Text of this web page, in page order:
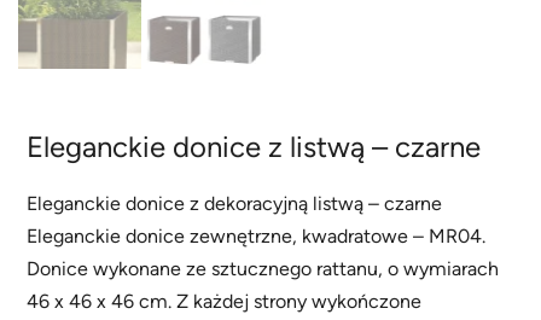
Eleganckie donice z listwą – czarne
Eleganckie donice z dekoracyjną listwą – czarne
Eleganckie donice zewnętrzne, kwadratowe – MR04.
Donice wykonane ze sztucznego rattanu, o wymiarach
46 x 46 x 46 cm. Z każdej strony wykończone